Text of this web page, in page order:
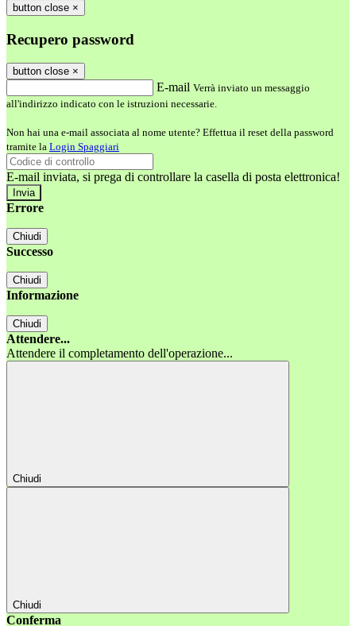
button close ×
Recupero password
button close ×
E-mail Verrà inviato un messaggio
all'indirizzo indicato con le istruzioni necessarie.
Non hai una e-mail associata al nome utente? Effettua il reset della password
tramite la Login Spaggiari
E-mail inviata, si prega di controllare la casella di posta elettronica!
Errore
Chiudi
Successo
Chiudi
Informazione
Chiudi
Attendere...
Attendere il completamento dell'operazione...
Chiudi
Chiudi
Conferma